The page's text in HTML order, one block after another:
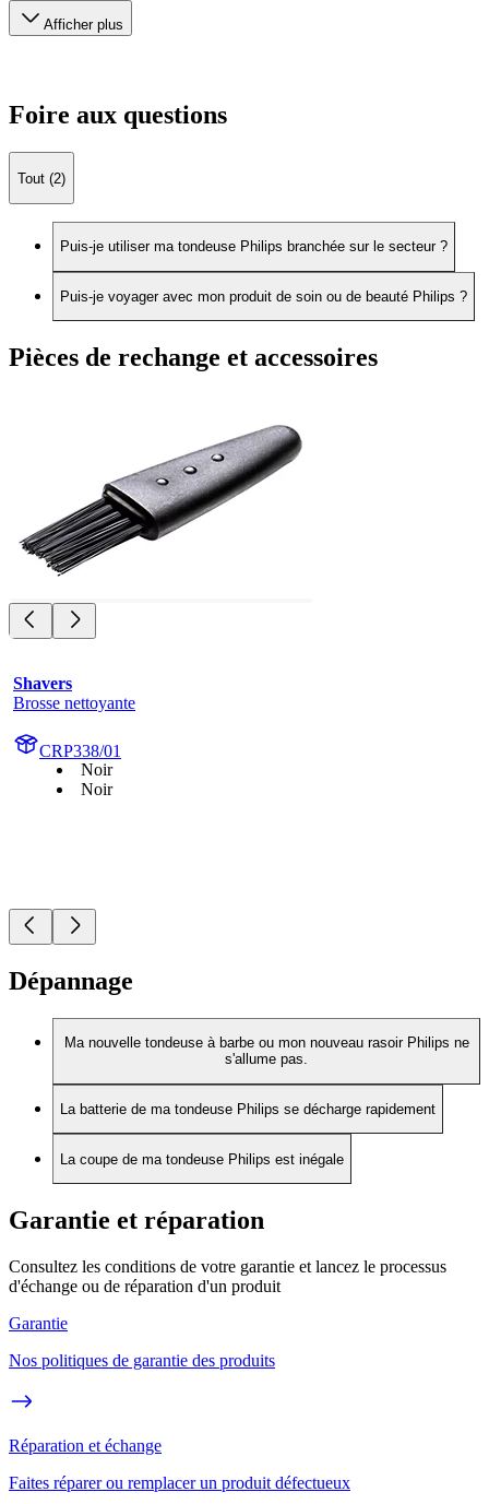
Afficher plus
Foire aux questions
Tout (2)
Puis-je utiliser ma tondeuse Philips branchée sur le secteur ?
Puis-je voyager avec mon produit de soin ou de beauté Philips ?
Pièces de rechange et accessoires
Shavers
Brosse nettoyante
CRP338/01
Noir
Noir
Dépannage
Ma nouvelle tondeuse à barbe ou mon nouveau rasoir Philips ne
s'allume pas.
La batterie de ma tondeuse Philips se décharge rapidement
La coupe de ma tondeuse Philips est inégale
Garantie et réparation
Consultez les conditions de votre garantie et lancez le processus
d'échange ou de réparation d'un produit
Garantie
Nos politiques de garantie des produits
Réparation et échange
Faites réparer ou remplacer un produit défectueux